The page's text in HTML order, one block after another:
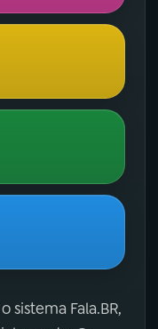
sistema Fala.BR,